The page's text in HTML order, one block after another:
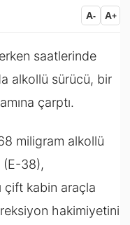
A- A+
saatlerinde
alkollü sürücü, bir
çarptı.
miligram alkollü
(E-38),
çift kabin araçla
hakimiyetini